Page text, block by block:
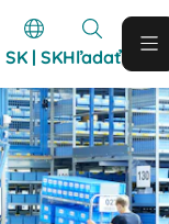
SK | SKHľadať